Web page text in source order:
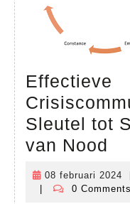
Effectieve
Sleutel tot
van Nood
08 februari 2024
0 Comments